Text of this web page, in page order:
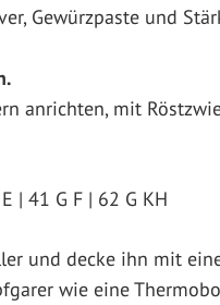
Gewürzpaste und
anrichten, mit
| 41 G F | 62 G KH
und decke ihn mit
wie eine